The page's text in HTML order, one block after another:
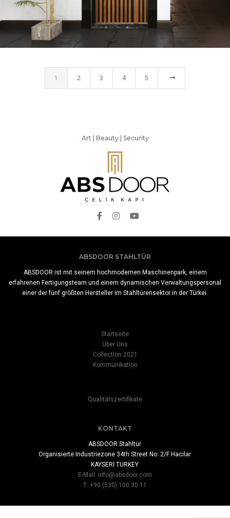
SUN 2023 DE
ÇELIK KAPI
1 2 3 4 5
Art | Beauty | Security
ABSDOOR STAHLTÜR
ABSDOOR ist mit seinem hochmodernen Maschinenpark, einem
erfahrenen Fertigungsteam und einem dynamischen Verwaltungspersonal
einer der fünf größten Hersteller im Stahltürensektor in der Türkei.
Startseite
Über Uns
Collection 2021
Kommunikation
Qualitätszertifikate
KONTAKT
ABSDOOR Stahltür
Organisierte Industriezone 34th Street No: 2/F Hacilar
KAYSERİ TURKEY
E-Mail: info@absdoor.com
T: +90 (530) 100 30 11